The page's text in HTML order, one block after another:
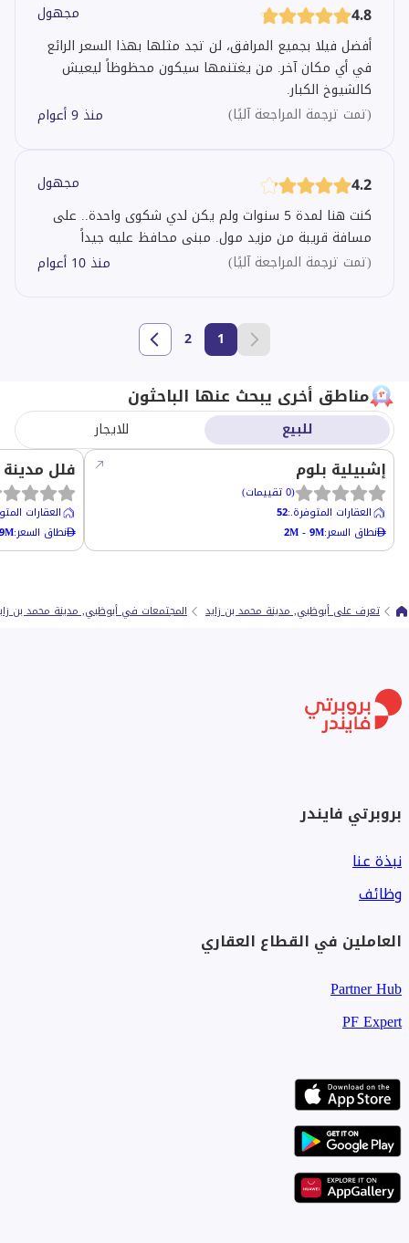
4.8
مجهول
أفضل فيلا بجميع المرافق، لن تجد مثلها بهذا السعر الرائع
في أي مكان آخر. من يغتنمها سيكون محظوظاً ليعيش
كالشيوخ الكبار.
(تمت ترجمة المراجعة آليًا) منذ 9 أعوام
4.2
مجهول
كنت هنا لمدة 5 سنوات ولم يكن لدي شكوى واحدة.. على
مسافة قريبة من مزيد مول. مبنى محافظ عليه جيداً
(تمت ترجمة المراجعة آليًا) منذ 10 أعوام
1
2
مناطق أخرى يبحث عنها الباحثون
للبيع للايجار
إشبيلية بلوم
(
0تقييمات)
العقارات المتوفرة.:
52
نطاق السعر:
2M - 9M
فلل
العقارات
نطاق السعر:
تعرف على أبوظبي, مدينة محمد بن زايد المجتمعات في أبوظبي, مدينة محمد بن
بروبرتي فايندر
نبذة عنا
وظائف
العاملين في القطاع العقاري
Partner Hub
PF Expert